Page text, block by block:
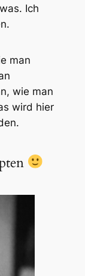
Ich
man
wie man
wird hier